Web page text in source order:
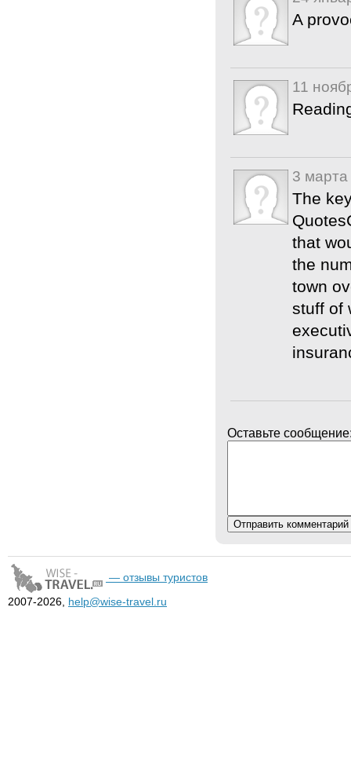
A
11
3
The
that
the
town
stuff of
Оставьте
— отзывы туристов
2007-2026, help@wise-travel.ru